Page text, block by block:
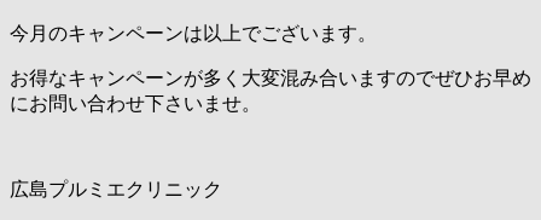
今月のキャンペーンは以上でございます。
お得なキャンペーンが多く大変混み合いますのでぜひお早め
にお問い合わせ下さいませ。
広島プルミエクリニック